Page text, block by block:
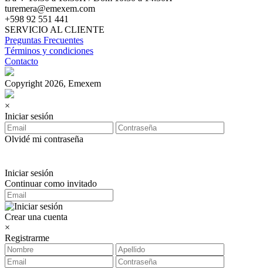
turemera@emexem.com
+598 92 551 441
SERVICIO AL CLIENTE
Preguntas Frecuentes
Términos y condiciones
Contacto
Copyright 2026, Emexem
×
Iniciar sesión
Olvidé mi contraseña
Iniciar sesión
Continuar como invitado
Crear una cuenta
×
Registrarme